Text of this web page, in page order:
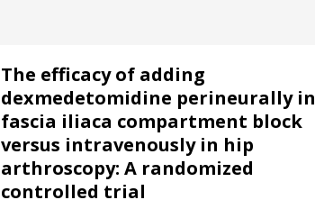
The efficacy of adding
dexmedetomidine perineurally in
fascia iliaca compartment block
versus intravenously in hip
arthroscopy: A randomized
controlled trial